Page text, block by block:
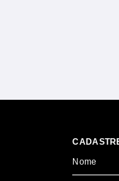
Nome